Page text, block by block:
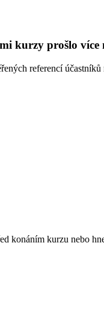
kurzy prošlo více
referencí účastníků
konáním kurzu nebo